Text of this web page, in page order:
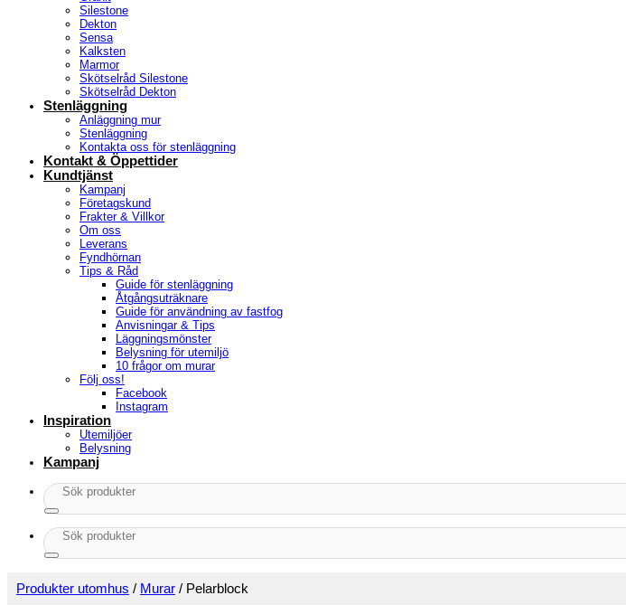
Silestone
Dekton
Sensa
Kalksten
Marmor
Skötselråd Silestone
Skötselråd Dekton
Stenläggning
Anläggning mur
Stenläggning
Kontakta oss för stenläggning
Kontakt & Öppettider
Kundtjänst
Kampanj
Företagskund
Frakter & Villkor
Om oss
Leverans
Fyndhörnan
Tips & Råd
Guide för stenläggning
Åtgångsuträknare
Guide för användning av fastfog
Anvisningar & Tips
Läggningsmönster
Belysning för utemiljö
10 frågor om murar
Följ oss!
Facebook
Instagram
Inspiration
Utemiljöer
Belysning
Kampanj
Sök
efter:
Sök
efter:
Produkter utomhus / Murar / Pelarblock